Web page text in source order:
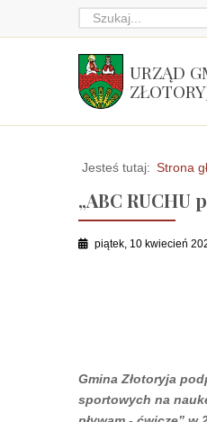
URZĄD
Jesteś tutaj: Strona
„ABC RUCHU
piątek, 10 kwiecień
Gmina Złotoryja
sportowych na